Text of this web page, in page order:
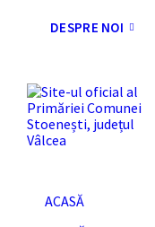
DESPRE NOI
ACASĂ